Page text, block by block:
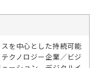
を中心とした持続可能
クノロジー企業／ビジ